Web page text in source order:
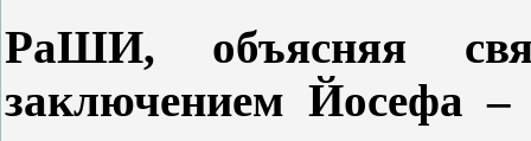
РаШИ, объясняя
заключением Йосефа